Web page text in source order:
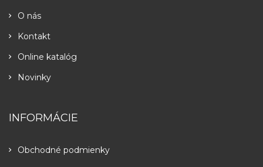
O nás
Kontakt
Online katalóg
Novinky
INFORMÁCIE
Obchodné podmienky